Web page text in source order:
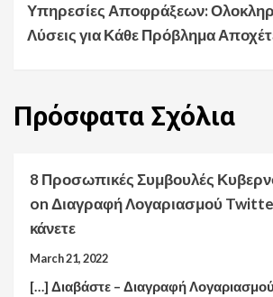
Υπηρεσίες Αποφράξεων:
Λύσεις για Κάθε Πρόβλημα
Πρόσφατα Σχόλια
8 Προσωπικές Συμβουλές
onΔιαγραφή Λογαριασμού
κάνετε
March 21, 2022
[…] Διαβάστε – Διαγραφή